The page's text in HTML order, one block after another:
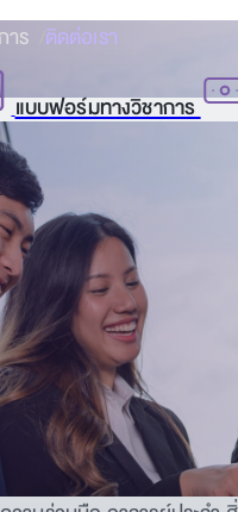
แบบฟอร์มทางวิชาการ
าร ติดต่อเรา